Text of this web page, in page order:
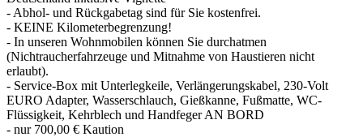
- Abhol- und Rückgabetag sind für Sie kostenfrei.
- KEINE Kilometerbegrenzung!
- In unseren Wohnmobilen können Sie durchatmen
(Nichtraucherfahrzeuge und Mitnahme von Haustieren nicht
erlaubt).
- Service-Box mit Unterlegkeile, Verlängerungskabel, 230-Volt
EURO Adapter, Wasserschlauch, Gießkanne, Fußmatte, WC-
Flüssigkeit, Kehrblech und Handfeger AN BORD
- nur 700,00 € Kaution